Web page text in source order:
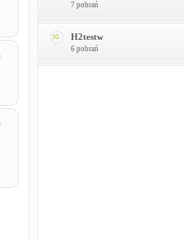
7 pobrań
10 H2testw
6 pobrań